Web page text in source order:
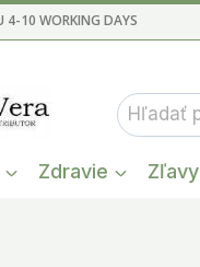
4-10 WORKING DAYS
Hľadať:
Zdravie Zľavy